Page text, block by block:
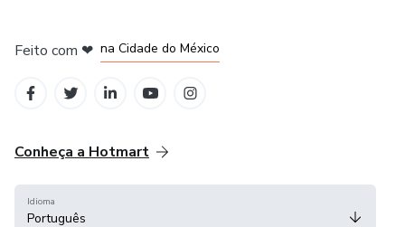
Feito com ❤ na Cidade do México
Conheça a Hotmart
Idioma
Português